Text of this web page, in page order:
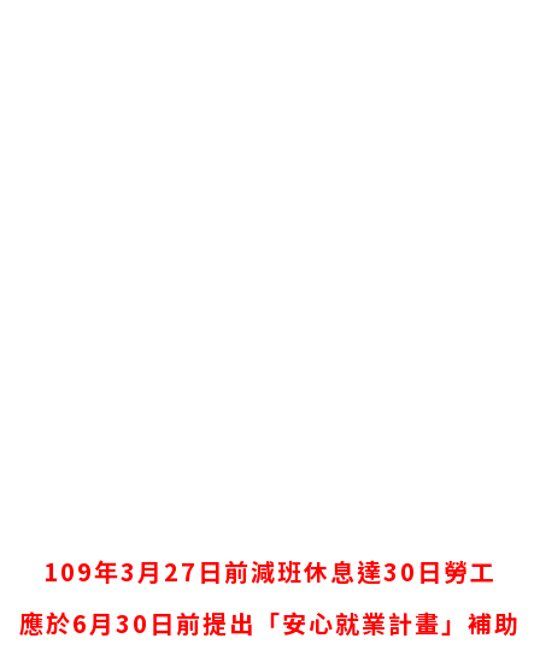
109年3月27日前減班休息達30日勞工
應於6月30日前提出「安心就業計畫」補助